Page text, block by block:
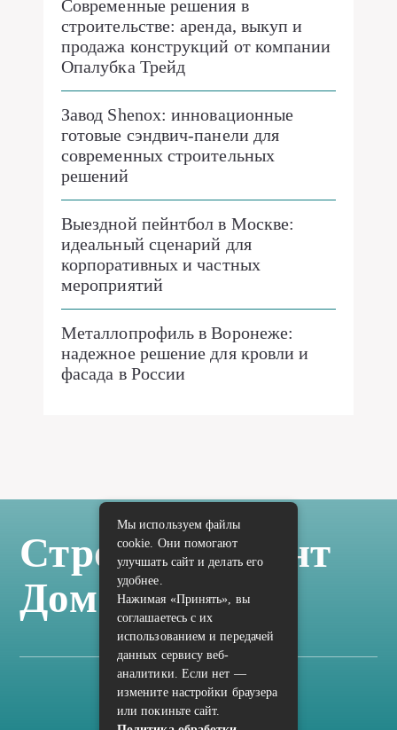
Современные решения в
строительстве: аренда, выкуп и
продажа конструкций от компании
Опалубка Трейд
Завод Shenox: инновационные
готовые сэндвич-панели для
современных строительных
решений
Выездной пейнтбол в Москве:
идеальный сценарий для
корпоративных и частных
мероприятий
Металлопрофиль в Воронеже:
надежное решение для кровли и
фасада в России
Стройка Ремонт
Дом Отделка
Карта сайта
Политика конфиденциальности
Мы используем файлы
cookie. Они помогают
улучшать сайт и делать его
удобнее.
Нажимая «Принять», вы
соглашаетесь с их
использованием и передачей
данных сервису веб-
аналитики. Если нет —
измените настройки браузера
или покиньте сайт.